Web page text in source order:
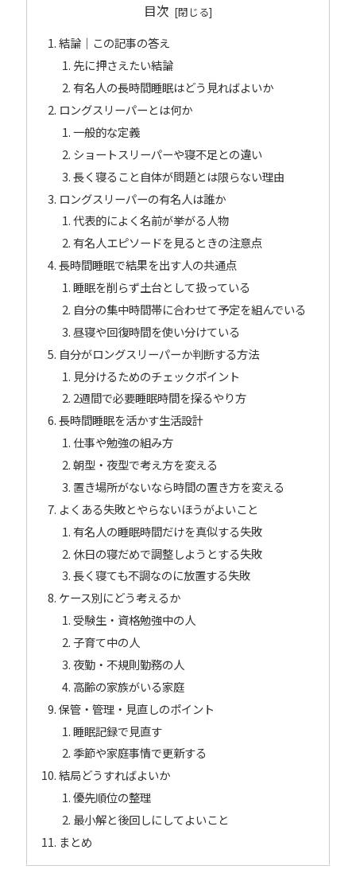
目次
結論｜この記事の答え
先に押さえたい結論
有名人の長時間睡眠はどう見ればよいか
ロングスリーパーとは何か
一般的な定義
ショートスリーパーや寝不足との違い
長く寝ること自体が問題とは限らない理由
ロングスリーパーの有名人は誰か
代表的によく名前が挙がる人物
有名人エピソードを見るときの注意点
長時間睡眠で結果を出す人の共通点
睡眠を削らず土台として扱っている
自分の集中時間帯に合わせて予定を組んでいる
昼寝や回復時間を使い分けている
自分がロングスリーパーか判断する方法
見分けるためのチェックポイント
2週間で必要睡眠時間を探るやり方
長時間睡眠を活かす生活設計
仕事や勉強の組み方
朝型・夜型で考え方を変える
置き場所がないなら時間の置き方を変える
よくある失敗とやらないほうがよいこと
有名人の睡眠時間だけを真似する失敗
休日の寝だめで調整しようとする失敗
長く寝ても不調なのに放置する失敗
ケース別にどう考えるか
受験生・資格勉強中の人
子育て中の人
夜勤・不規則勤務の人
高齢の家族がいる家庭
保管・管理・見直しのポイント
睡眠記録で見直す
季節や家庭事情で更新する
結局どうすればよいか
優先順位の整理
最小解と後回しにしてよいこと
まとめ